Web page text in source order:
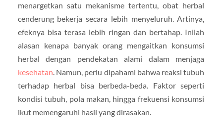
menargetkan satu mekanisme tertentu, obat herbal
cenderung bekerja secara lebih menyeluruh. Artinya,
efeknya bisa terasa lebih ringan dan bertahap. Inilah
alasan kenapa banyak orang mengaitkan konsumsi
herbal dengan pendekatan alami dalam menjaga
kesehatan. Namun, perlu dipahami bahwa reaksi tubuh
terhadap herbal bisa berbeda-beda. Faktor seperti
kondisi tubuh, pola makan, hingga frekuensi konsumsi
ikut memengaruhi hasil yang dirasakan.